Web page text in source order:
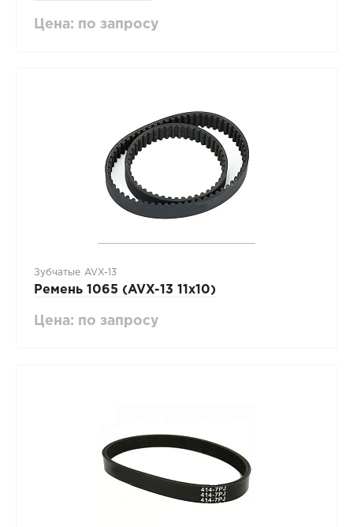
Цена: по запросу
Зубчатые AVX-13
Ремень 1065 (AVX-13 11х10)
Цена: по запросу